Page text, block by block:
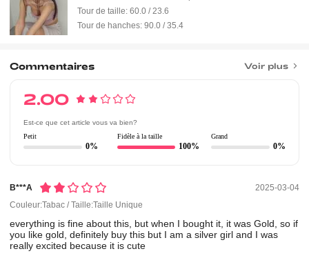
Tour de taille: 60.0 / 23.6
Tour de hanches: 90.0 / 35.4
Commentaires Voir plus
2.00
Est-ce que cet article vous va bien?
Petit
0%
Fidèle à la taille
100%
Grand
0%
B***a
2025-03-04
Couleur:Tabac / Taille:Taille Unique
everything isfineaboutthis, butwhen I bought it, itwasGold,so if
you likegold,definitely buythis but Iamasilvergirland Iwas
reallyexcited because it iscute